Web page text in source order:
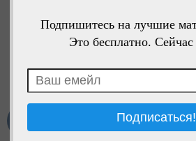
Подпишитесь на лучшие
Это бесплатно. Сейчас
Мне нравится